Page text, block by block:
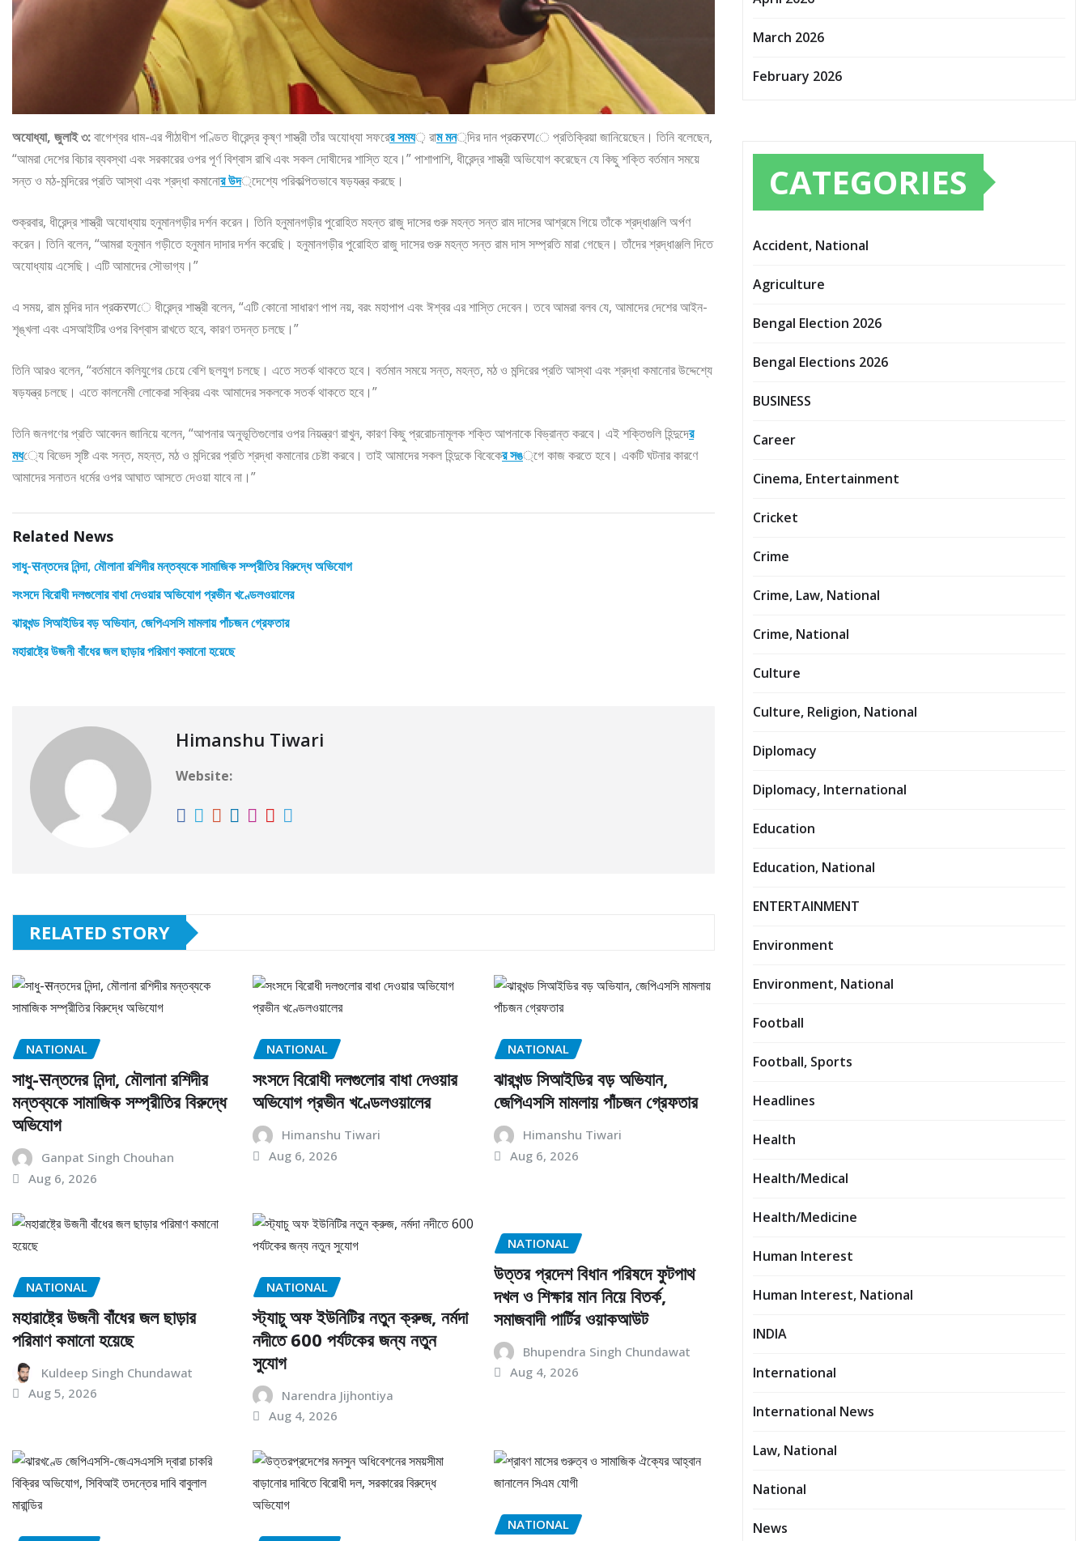
অযোধ্যা, জুলাই ৩:বাগেশ্বর ধাম-এর পীঠাধীশ পণ্ডিত ধীরেন্দ্র কৃষ্ণ শাস্ত্রী তাঁর অযোধ্যা সফরের সময় রাম মন্দির দান প্রकरणে প্রতিক্রিয়া জানিয়েছেন। তিনি বলেছেন,
“আমরা দেশের বিচার ব্যবস্থা এবং সরকারের ওপর পূর্ণ বিশ্বাস রাখি এবং সকল দোষীদের শাস্তি হবে।” পাশাপাশি, ধীরেন্দ্র শাস্ত্রী অভিযোগ করেছেন যে কিছু শক্তি বর্তমান সময়ে
সন্ত ও মঠ-মন্দিরের প্রতি আস্থা এবং শ্রদ্ধা কমানোর উদ্দেশ্যে পরিকল্পিতভাবে ষড়যন্ত্র করছে।
শুক্রবার, ধীরেন্দ্র শাস্ত্রী অযোধ্যায় হনুমানগড়ীর দর্শন করেন। তিনি হনুমানগড়ীর পুরোহিত মহন্ত রাজু দাসের গুরু মহন্ত সন্ত রাম দাসের আশ্রমে গিয়ে তাঁকে শ্রদ্ধাঞ্জলি অর্পণ
করেন। তিনি বলেন, “আমরা হনুমান গড়ীতে হনুমান দাদার দর্শন করেছি। হনুমানগড়ীর পুরোহিত রাজু দাসের গুরু মহন্ত সন্ত রাম দাস সম্প্রতি মারা গেছেন। তাঁদের শ্রদ্ধাঞ্জলি দিতে
অযোধ্যায় এসেছি। এটি আমাদের সৌভাগ্য।”
এ সময়, রাম মন্দির দান প্রकरणে ধীরেন্দ্র শাস্ত্রী বলেন, “এটি কোনো সাধারণ পাপ নয়, বরং মহাপাপ এবং ঈশ্বর এর শাস্তি দেবেন। তবে আমরা বলব যে, আমাদের দেশের আইন-
শৃঙ্খলা এবং এসআইটির ওপর বিশ্বাস রাখতে হবে, কারণ তদন্ত চলছে।”
তিনি আরও বলেন, “বর্তমানে কলিযুগের চেয়ে বেশি ছলযুগ চলছে। এতে সতর্ক থাকতে হবে। বর্তমান সময়ে সন্ত, মহন্ত, মঠ ও মন্দিরের প্রতি আস্থা এবং শ্রদ্ধা কমানোর উদ্দেশ্যে
ষড়যন্ত্র চলছে। এতে কালনেমী লোকেরা সক্রিয় এবং আমাদের সকলকে সতর্ক থাকতে হবে।”
তিনি জনগণের প্রতি আবেদন জানিয়ে বলেন, “আপনার অনুভূতিগুলোর ওপর নিয়ন্ত্রণ রাখুন, কারণ কিছু প্ররোচনামূলক শক্তি আপনাকে বিভ্রান্ত করবে। এই শক্তিগুলি হিন্দুদের
মধ্যে বিভেদ সৃষ্টি এবং সন্ত, মহন্ত, মঠ ও মন্দিরের প্রতি শ্রদ্ধা কমানোর চেষ্টা করবে। তাই আমাদের সকল হিন্দুকে বিবেকের সঙ্গে কাজ করতে হবে। একটি ঘটনার কারণে
আমাদের সনাতন ধর্মের ওপর আঘাত আসতে দেওয়া যাবে না।”
Related News
সাধু-सন্তদের নিন্দা, মৌলানা রশিদীর মন্তব্যকে সামাজিক সম্প্রীতির বিরুদ্ধে অভিযোগ
সংসদে বিরোধী দলগুলোর বাধা দেওয়ার অভিযোগ প্রভীন খণ্ডেলওয়ালের
ঝারখন্ড সিআইডির বড় অভিযান, জেপিএসসি মামলায় পাঁচজন গ্রেফতার
মহারাষ্ট্রে উজনী বাঁধের জল ছাড়ার পরিমাণ কমানো হয়েছে
Himanshu Tiwari
Website:
RELATED STORY
NATIONAL
সাধু-सন্তদের নিন্দা, মৌলানা রশিদীর
মন্তব্যকে সামাজিক সম্প্রীতির বিরুদ্ধে
অভিযোগ
Ganpat Singh Chouhan
Aug 6, 2026
NATIONAL
সংসদে বিরোধী দলগুলোর বাধা দেওয়ার
অভিযোগ প্রভীন খণ্ডেলওয়ালের
Himanshu Tiwari
Aug 6, 2026
NATIONAL
ঝারখন্ড সিআইডির বড় অভিযান,
জেপিএসসি মামলায় পাঁচজন গ্রেফতার
Himanshu Tiwari
Aug 6, 2026
NATIONAL
মহারাষ্ট্রে উজনী বাঁধের জল ছাড়ার
পরিমাণ কমানো হয়েছে
Kuldeep Singh Chundawat
Aug 5, 2026
NATIONAL
স্ট্যাচু অফ ইউনিটির নতুন ক্রুজ, নর্মদা
নদীতে 600 পর্যটকের জন্য নতুন
সুযোগ
Narendra Jijhontiya
Aug 4, 2026
NATIONAL
উত্তর প্রদেশ বিধান পরিষদে ফুটপাথ
দখল ও শিক্ষার মান নিয়ে বিতর্ক,
সমাজবাদী পার্টির ওয়াকআউট
Bhupendra Singh Chundawat
Aug 4, 2026
NATIONAL
March 2026
February 2026
CATEGORIES
Accident, National
Agriculture
Bengal Election 2026
Bengal Elections 2026
BUSINESS
Career
Cinema, Entertainment
Cricket
Crime
Crime, Law, National
Crime, National
Culture
Culture, Religion, National
Diplomacy
Diplomacy, International
Education
Education, National
ENTERTAINMENT
Environment
Environment, National
Football
Football, Sports
Headlines
Health
Health/Medical
Health/Medicine
Human Interest
Human Interest, National
INDIA
International
International News
Law, National
National
News